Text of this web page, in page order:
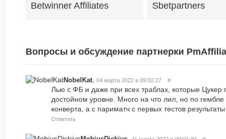
Betwinner Affiliates Sbetpartners
Вопросы и обсуждение партнерки
NobelKat 04 марта 2022 в 09:02:27 #
Лью с ФБ и даже при всех траблах, которые
достойном уровне. Много на что лил, но по гембле
конверта, а с париматч с первых тестов
Ответить